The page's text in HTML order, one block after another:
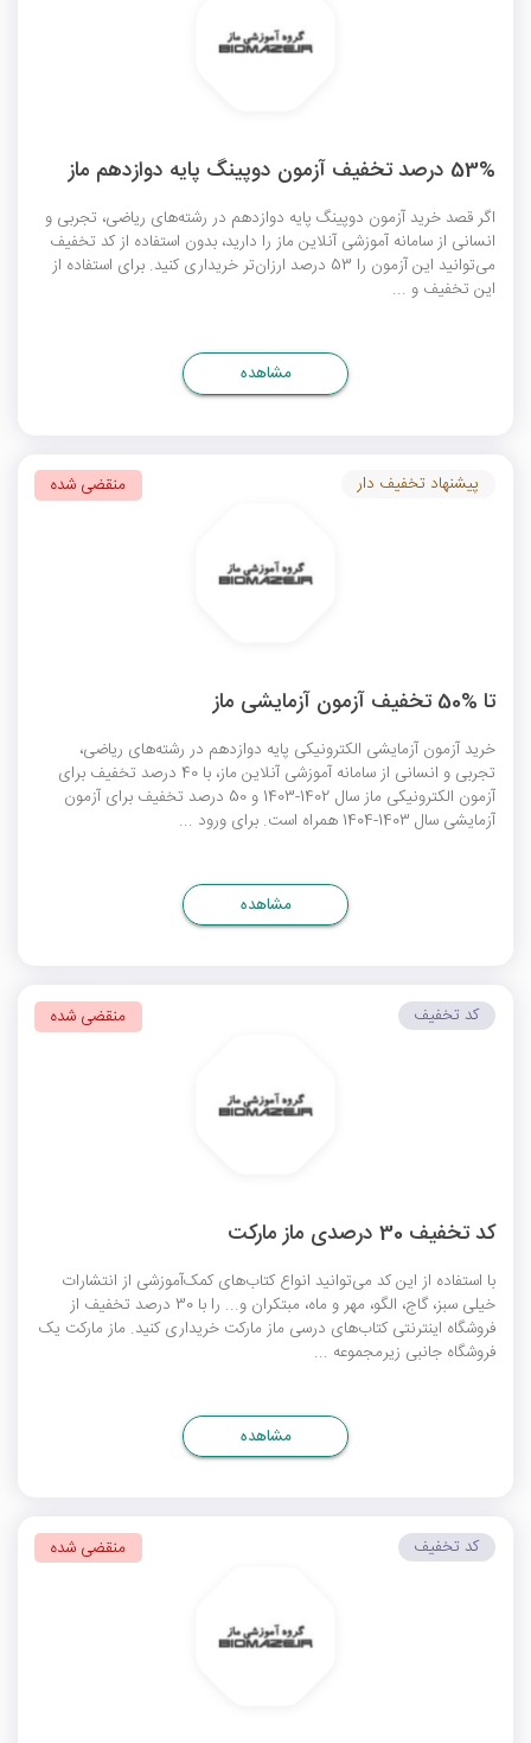
53% درصد تخفیف آزمون دوپینگ پایه دوازدهم ماز
اگر قصد خرید آزمون دوپینگ پایه دوازدهم در رشته‌های ریاضی، تجربی و
انسانی از سامانه آموزشی آنلاین ماز را دارید، بدون استفاده از کد تخفیف
می‌توانید این آزمون را 53 درصد ارزان‌تر خریداری کنید. برای استفاده از
این تخفیف و ...
مشاهده
تا %50 تخفیف آزمون آزمایشی ماز
خرید آزمون آزمایشی الکترونیکی پایه دوازدهم در رشته‌های ریاضی،
تجربی و انسانی از سامانه آموزشی آنلاین ماز، با 40 درصد تخفیف برای
آزمون الکترونیکی ماز سال 1402-1403 و 50 درصد تخفیف برای آزمون
آزمایشی سال 1403-1404 همراه است. برای ورود ...
پیشنهاد تخفیف دار منقضی شده
مشاهده
کد تخفیف 30 درصدی ماز مارکت
با استفاده از این کد می‌توانید انواع کتاب‌های کمک‌آموزشی از انتشارات
خیلی سبز، گاج، الگو، مهر و ماه، مبتکران و... را با 30 درصد تخفیف از
فروشگاه اینترنتی کتاب‌های درسی ماز مارکت خریداری کنید. ماز مارکت یک
فروشگاه جانبی زیرمجموعه ...
کد تخفیف منقضی شده
مشاهده
کد تخفیف منقضی شده